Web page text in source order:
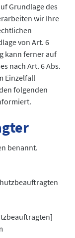
Grundlage des
wir Ihre
von Art. 6
kann ferner auf
nach Art. 6 Abs.
Einzelfall
folgenden
benannt.